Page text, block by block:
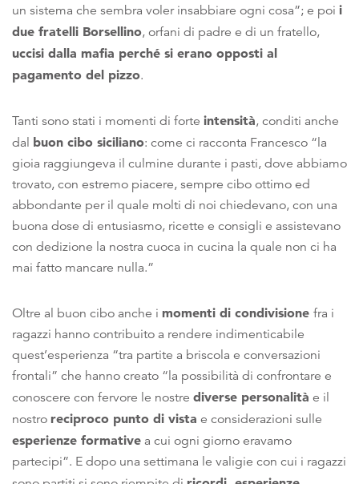
un sistema che sembra voler insabbiare ogni cosa”; e poi i
due fratelli Borsellino, orfani di padre e di un fratello,
uccisi dalla mafia perché si erano opposti al
pagamento del pizzo.
Tanti sono stati i momenti di forte intensità, conditi anche
dal buon cibo siciliano: come ci racconta Francesco “la
gioia raggiungeva il culmine durante i pasti, dove abbiamo
trovato, con estremo piacere, sempre cibo ottimo ed
abbondante per il quale molti di noi chiedevano, con una
buona dose di entusiasmo, ricette e consigli e assistevano
con dedizione la nostra cuoca in cucina la quale non ci ha
mai fatto mancare nulla.”
Oltre al buon cibo anche i momenti di condivisione fra i
ragazzi hanno contribuito a rendere indimenticabile
quest’esperienza “tra partite a briscola e conversazioni
frontali” che hanno creato “la possibilità di confrontare e
conoscere con fervore le nostre diverse personalità e il
nostro reciproco punto di vista e considerazioni sulle
esperienze formative a cui ogni giorno eravamo
partecipi”. E dopo una settimana le valigie con cui i ragazzi